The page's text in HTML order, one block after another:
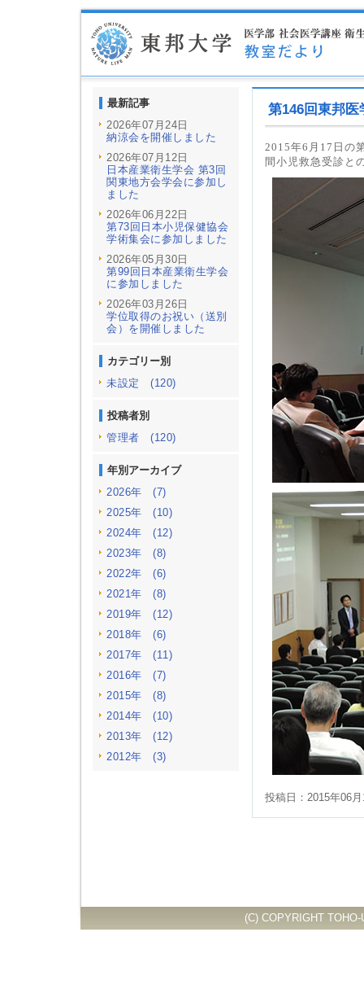
最新記事
2026年07月24日
納涼会を開催しました
2026年07月12日
日本産業衛生学会 第3回
関東地方会学会に参加し
ました
2026年06月22日
第73回日本小児保健協会
学術集会に参加しました
2026年05月30日
第99回日本産業衛生学会
に参加しました
2026年03月26日
学位取得のお祝い（送別
会）を開催しました
カテゴリー別
未設定 (120)
投稿者別
管理者 (120)
年別アーカイブ
2026年 (7)
2025年 (10)
2024年 (12)
2023年 (8)
2022年 (6)
2021年 (8)
2019年 (12)
2018年 (6)
2017年 (11)
2016年 (7)
2015年 (8)
2014年 (10)
2013年 (12)
2012年 (3)
第146回東邦医
2015年6月17日の
間小児救急受診と
投稿日：2015年06
(C) COPYRIGHT